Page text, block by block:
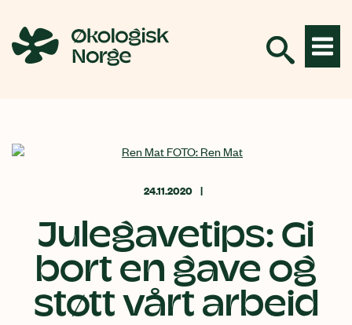
innhold
24.11.2020
Julegavetips: Gi
bort en gave og
støtt vårt arbeid